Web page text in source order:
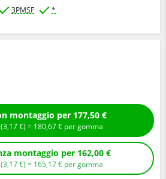
3PMSF *
Compra con montaggio per 177,50 €
+ Ecotassa: (3,17€ ) = 180,67€ per gomma
Compra senza montaggio per 162,00 €
+ Ecotassa: (3,17€ ) = 165,17€ per gomma